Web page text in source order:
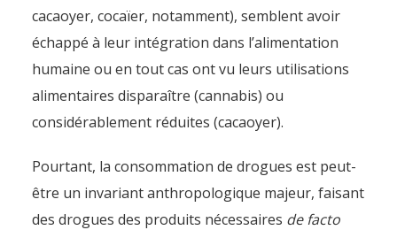
cacaoyer, cocaïer, notamment), semblent avoir
échappé à leur intégration dans l’alimentation
humaine ou en tout cas ont vu leurs utilisations
alimentaires disparaître (cannabis) ou
considérablement réduites (cacaoyer).
Pourtant, la consommation de drogues est peut-
être un invariant anthropologique majeur, faisant
des drogues des produits nécessaires de facto